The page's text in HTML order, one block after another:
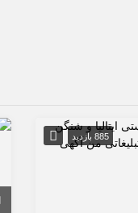
885 بازدید